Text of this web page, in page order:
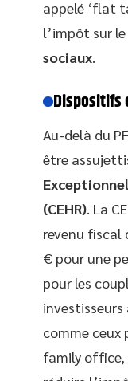
appelé ‘flat
l’impôt sur
sociaux
Au-delà du
être
(CEHR) . La
revenu fiscal
€ pour une
pour les
comme ceux
family office,